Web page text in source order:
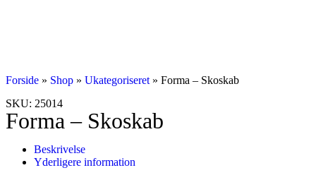
Forside » Shop » Ukategoriseret » Forma – Skoskab
SKU: 25014
Forma – Skoskab
Beskrivelse
Yderligere information